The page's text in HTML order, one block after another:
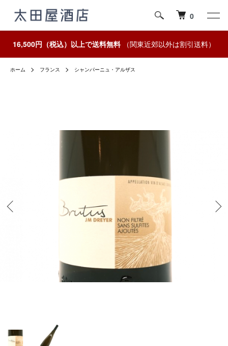
0
16,500円（税込）以上で送料無料（関東近郊以外は割引送料）
ホーム フランス シャンパーニュ・アルザス